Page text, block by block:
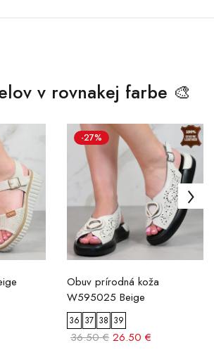
v rovnakej farbe 🎨
-27%
Obuv prírodná koža
W595025 Beige
36 37 38 39
36.50 € 26.50 €